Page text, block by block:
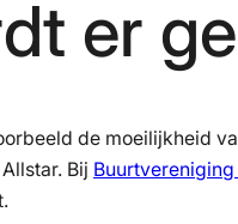
er
de moeilijkheid
Bij